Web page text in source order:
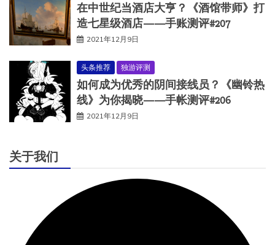
在中世纪当酒店大亨？《酒馆带师》打
造七星级酒店——手账测评#207
2021年12月9日
头条推荐 独游评测
如何成为优秀的阴间接线员？《幽铃热
线》为你揭晓——手帐测评#206
2021年12月9日
关于我们